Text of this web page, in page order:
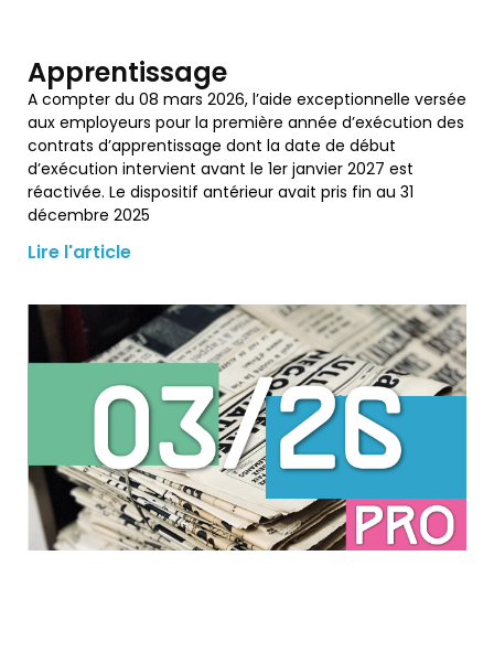
Apprentissage
A compter du 08 mars 2026, l’aide exceptionnelle versée
aux employeurs pour la première année d’exécution des
contrats d’apprentissage dont la date de début
d’exécution intervient avant le 1er janvier 2027 est
réactivée. Le dispositif antérieur avait pris fin au 31
décembre 2025
Lire l'article